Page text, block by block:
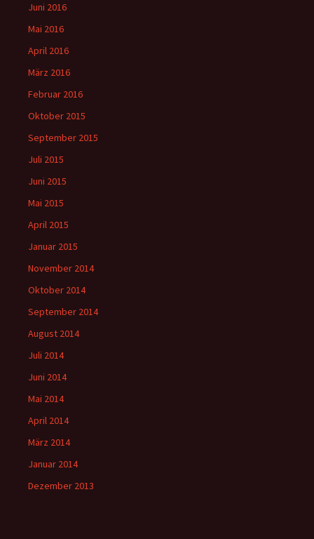
Juni 2016
Mai 2016
April 2016
März 2016
Februar 2016
Oktober 2015
September 2015
Juli 2015
Juni 2015
Mai 2015
April 2015
Januar 2015
November 2014
Oktober 2014
September 2014
August 2014
Juli 2014
Juni 2014
Mai 2014
April 2014
März 2014
Januar 2014
Dezember 2013